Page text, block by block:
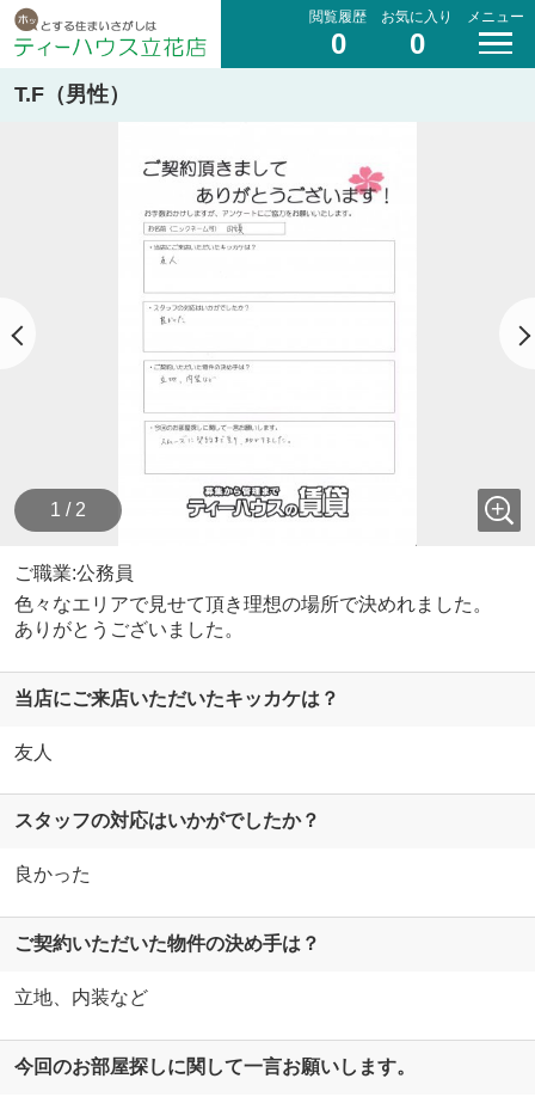
閲覧履歴
0
お気に入り
0
メニュー
T.F（男性）
1 / 2
ご職業:公務員
色々なエリアで見せて頂き理想の場所で決めれました。
ありがとうございました。
当店にご来店いただいたキッカケは？
友人
スタッフの対応はいかがでしたか？
良かった
ご契約いただいた物件の決め手は？
立地、内装など
今回のお部屋探しに関して一言お願いします。